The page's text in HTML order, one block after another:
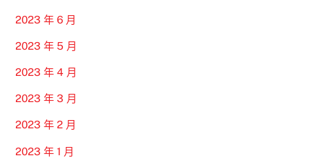
2023 年 6 月
2023 年 5 月
2023 年 4 月
2023 年 3 月
2023 年 2 月
2023 年 1 月